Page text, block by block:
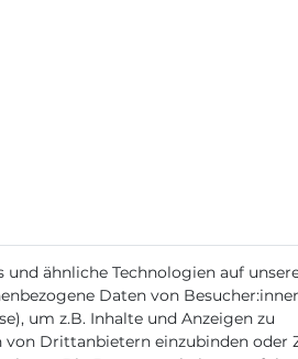
und ähnliche Technologien auf
Daten von
um z.B. Inhalte und Anzeigen zu
von Drittanbietern einzubinden oder